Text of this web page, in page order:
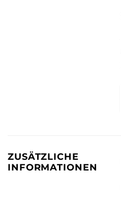
ZUSÄTZLICHE
INFORMATIONEN